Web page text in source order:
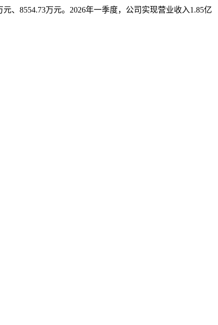
、8554.73万元。2026年一季度，公司实现营业收入1.85亿